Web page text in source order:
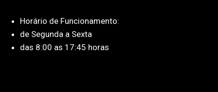
Horário de Funcionamento:
de Segunda a Sexta
das 8:00 as 17:45 horas